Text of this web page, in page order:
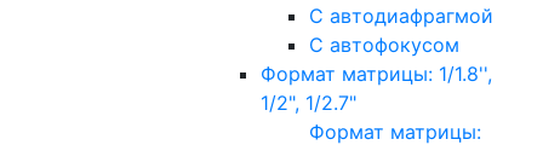
С автодиафрагмой
С автофокусом
Формат матрицы: 1/1.8'',
1/2", 1/2.7"
Формат матрицы: